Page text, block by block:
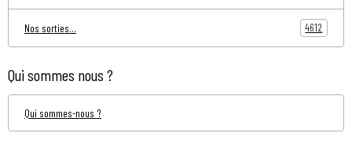
Nos sorties... 4612
Qui sommes nous ?
Qui sommes-nous ?